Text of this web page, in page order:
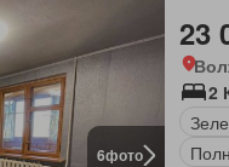
6фото
23
2